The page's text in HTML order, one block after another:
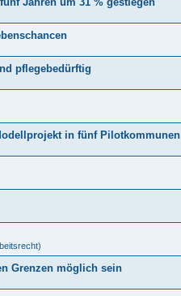
pflegebedürftig
in fünf Pilotkommunen
Grenzen möglich sein